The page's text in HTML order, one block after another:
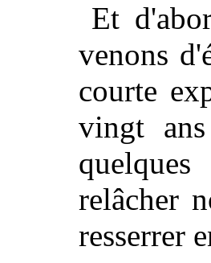
Et
venons
courte
vingt
relâcher
resserrer